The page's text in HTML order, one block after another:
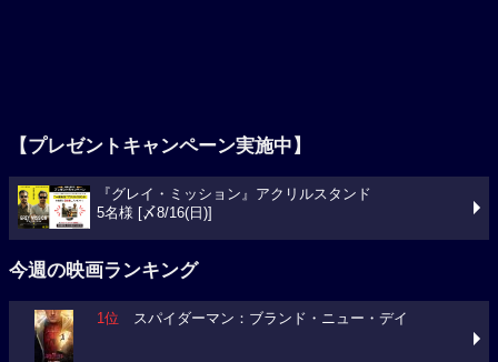
【プレゼントキャンペーン実施中】
『グレイ・ミッション』アクリルスタンド
5名様 [〆8/16(日)]
今週の映画ランキング
1位 スパイダーマン：ブランド・ニュー・デイ